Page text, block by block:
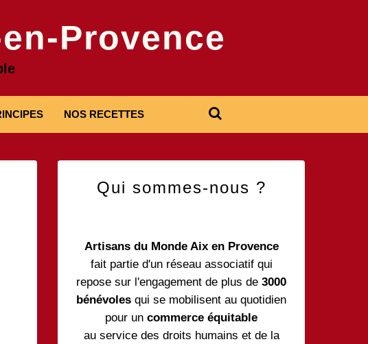
Provence
NOS RECETTES
Qui sommes-nous ?
Artisans du Monde Aix en Provence
fait partie d'un réseau associatif qui
repose sur l'engagement de plus de 3000
bénévoles qui se mobilisent au quotidien
pour un commerce équitable
au service des droits humains et de la